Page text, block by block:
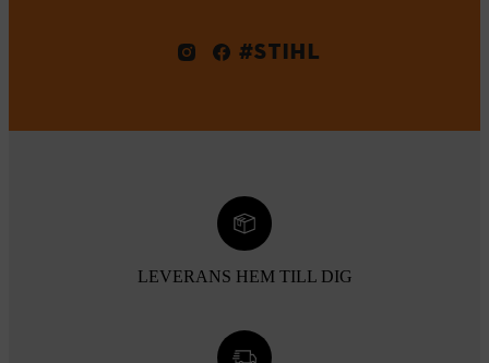
#STIHL
LEVERANS HEM TILL DIG